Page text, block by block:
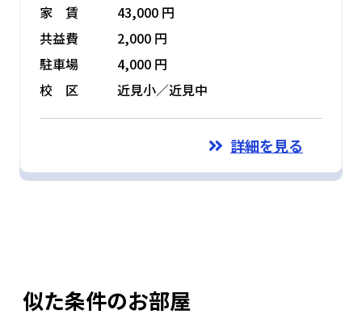
家 賃
43,000 円
共益費
2,000 円
駐車場
4,000 円
校 区
近見小／近見中
詳細を見る
似た条件のお部屋